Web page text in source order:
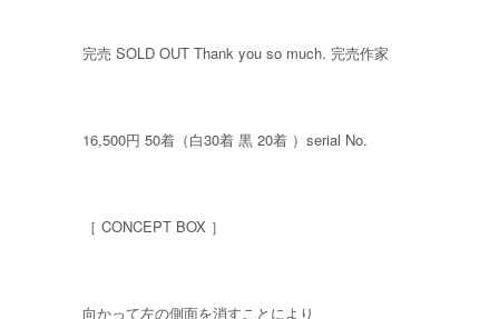
完売 SOLD OUT Thank you so much. 完売作家
16,500円 50着（白30着 黒 20着 ）serial No.
［ CONCEPT BOX ］
向かって左の側面を消すことにより